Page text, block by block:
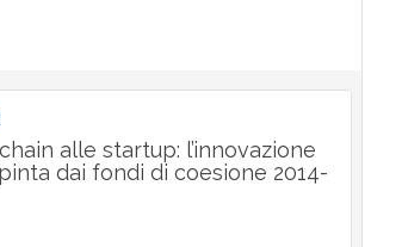
alle startup: l’innovazione
dai fondi di coesione 2014-